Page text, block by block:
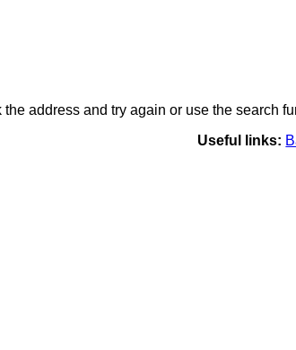
address and try again or use the search
Useful links: